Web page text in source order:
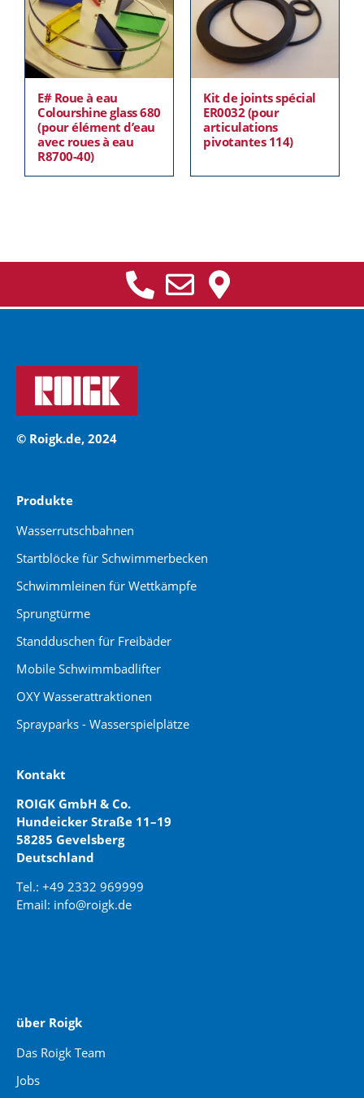
E# Roue à eau
Colourshine glass 680
(pour élément d’eau
avec roues à eau
R8700-40)
Kit de joints spécial
ER0032 (pour
articulations
pivotantes 114)
© Roigk.de, 2024
Produkte
Wasserrutschbahnen
Startblöcke für Schwimmerbecken
Schwimmleinen für Wettkämpfe
Sprungtürme
Standduschen für Freibäder
Mobile Schwimmbadlifter
OXY Wasserattraktionen
Sprayparks - Wasserspielplätze
Kontakt
ROIGK GmbH & Co.
Hundeicker Straße 11–19
58285 Gevelsberg
Deutschland
Tel.: +49 2332 969999
Email: info@roigk.de
über Roigk
Das Roigk Team
Jobs